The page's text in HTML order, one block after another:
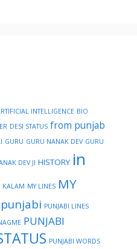
INTELLIGENCE BIO
DESI STATUS from punjab
GURU GURU NANAK DEV GURU
DEV JI HISTORY in
KALAM MY LINES MY
punjabi PUNJABI LINES
PUNJABI
PUNJABI WORDS